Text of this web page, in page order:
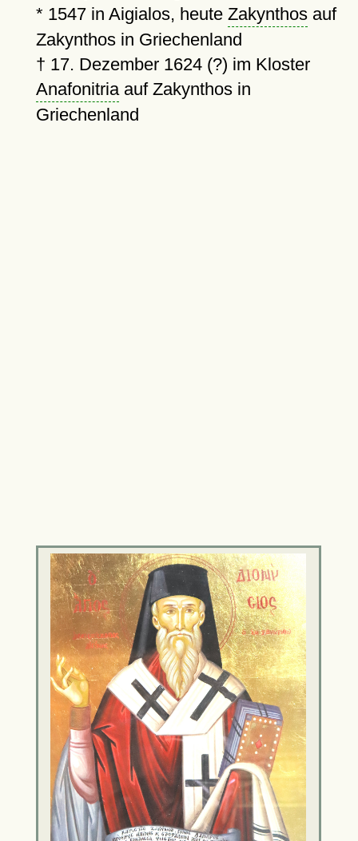
* 1547in Aigialos, heute Zakynthosauf
Zakynthos in Griechenland
† 17. Dezember 1624 (?) im Kloster
Anafonitriaauf Zakynthos in
Griechenland